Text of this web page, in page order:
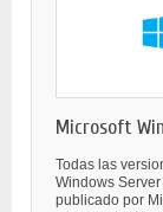
Microsoft
Todas las
Windows
publicado por